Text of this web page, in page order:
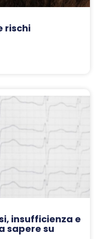
rischi
insufficienza e
sapere su